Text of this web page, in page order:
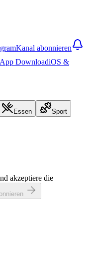
Kanal abonnieren
App DownloadiOS &
Essen Sport
akzeptiere die